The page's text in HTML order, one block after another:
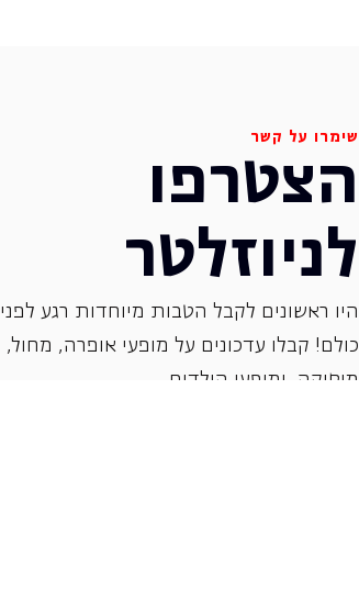
שימרו על קשר
הצטרפו
לניוזלטר
היו ראשונים לקבל הטבות מיוחדות רגע לפני
כולם! קבלו עדכונים על מופעי אופרה, ‏מחול,
‏מוסיקה, ומופעי הילדים.